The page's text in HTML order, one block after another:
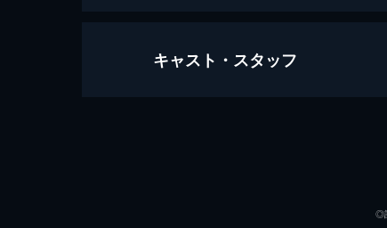
美しすぎる妻の友人
キャスト・スタッフ
◎